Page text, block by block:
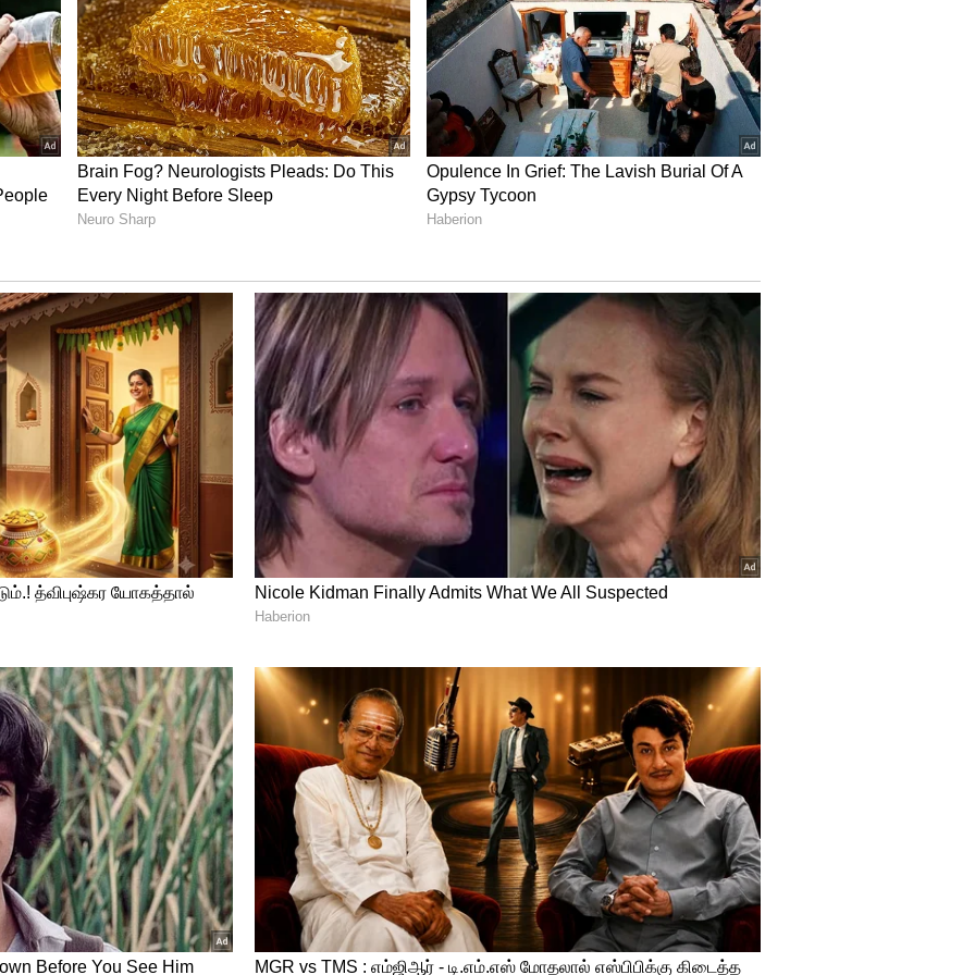
முன்பே இந்த படத்தின்... இப்படத்தின்
ஆகியவை பல கோடிக்கு விற்பனை
தமிழக ரிலீஸ் உரிமையை ரெட் ஜெயண்ட்
உள்ளதாகவும் கூறப்பட்டது.
இருந்து தற்காலிக விலகல்? மாவட்ட